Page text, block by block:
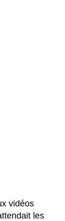
vidéos
les